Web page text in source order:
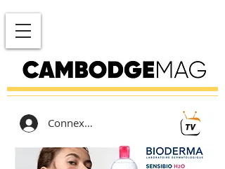
Connexion